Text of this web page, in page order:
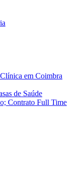
em Coimbra
de Saúde
Contrato Full Time